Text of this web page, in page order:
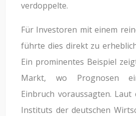
verdoppelte.
Für Investoren mit einem
führte dies direkt zu
Ein prominentes Beispiel
Markt, wo Prognosen
Einbruch voraussagten. Laut
Instituts der deutschen